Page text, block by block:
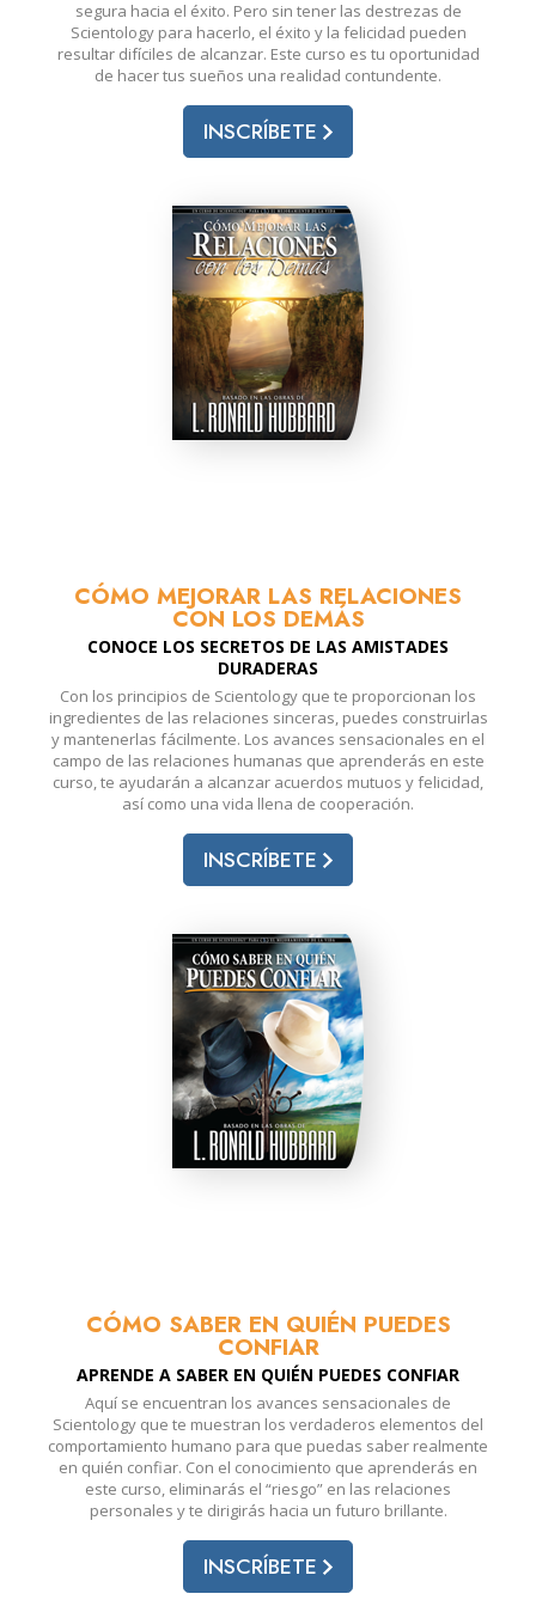
segura hacia el éxito. Pero sin tener las destrezas de
Scientology para hacerlo, el éxito y la felicidad pueden
resultar difíciles de alcanzar. Este curso es tu oportunidad
de hacer tus sueños una realidad contundente.
INSCRÍBETE
CÓMO MEJORAR LAS RELACIONES
CON LOS DEMÁS
CONOCE LOS SECRETOS DE LAS AMISTADES
DURADERAS
Con los principios de Scientology que te proporcionan los
ingredientes de las relaciones sinceras, puedes construirlas
y mantenerlas fácilmente. Los avances sensacionales en el
campo de las relaciones humanas que aprenderás en este
curso, te ayudarán a alcanzar acuerdos mutuos y felicidad,
así como una vida llena de cooperación.
INSCRÍBETE
CÓMO SABER EN QUIÉN PUEDES
CONFIAR
APRENDE A SABER EN QUIÉN PUEDES CONFIAR
Aquí se encuentran los avances sensacionales de
Scientology que te muestran los verdaderos elementos del
comportamiento humano para que puedas saber realmente
en quién confiar. Con el conocimiento que aprenderás en
este curso, eliminarás el “riesgo” en las relaciones
personales y te dirigirás hacia un futuro brillante.
INSCRÍBETE